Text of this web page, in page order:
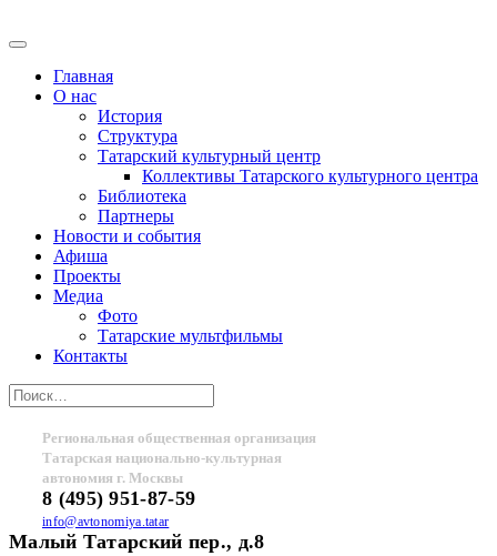
Главная
О нас
История
Структура
Татарский культурный центр
Коллективы Татарского культурного центра
Библиотека
Партнеры
Новости и события
Афиша
Проекты
Медиа
Фото
Татарские мультфильмы
Контакты
Региональная общественная организация
Татарская национально-культурная
автономия г. Москвы
8 (495) 951-87-59
info@avtonomiya.tatar
Малый Татарский пер., д.8